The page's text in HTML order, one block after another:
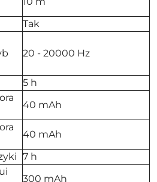
Tak
20 - 20000 Hz
5 h
40 mAh
40 mAh
7 h
300 mAh